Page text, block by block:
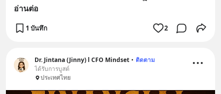
อ่านต่อ
1 บันทึก 2
Dr. Jintana (Jinny) l CFO Mindset • ติดตาม
ได้รับการบูสต์
ประเทศไทย